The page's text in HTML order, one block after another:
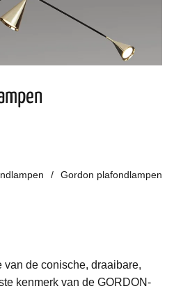
Gordon plafondlampen
van de conische, draaibare,
kenmerk van de GORDON-